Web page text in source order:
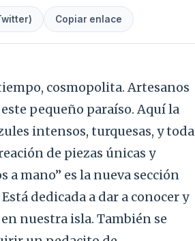
Copiar enlace
cosmopolita. Artesanos
pequeño paraíso. Aquí la
intensos, turquesas, y toda
de piezas únicas y
a mano” es la nueva sección
dedicada a dar a conocer y
nuestra isla. También se